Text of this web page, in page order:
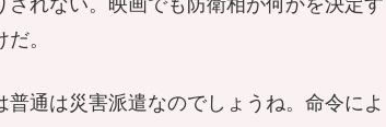
れない。映画でも防衛相が何かを決定す
。
通は災害派遣なのでしょうね。命令によ